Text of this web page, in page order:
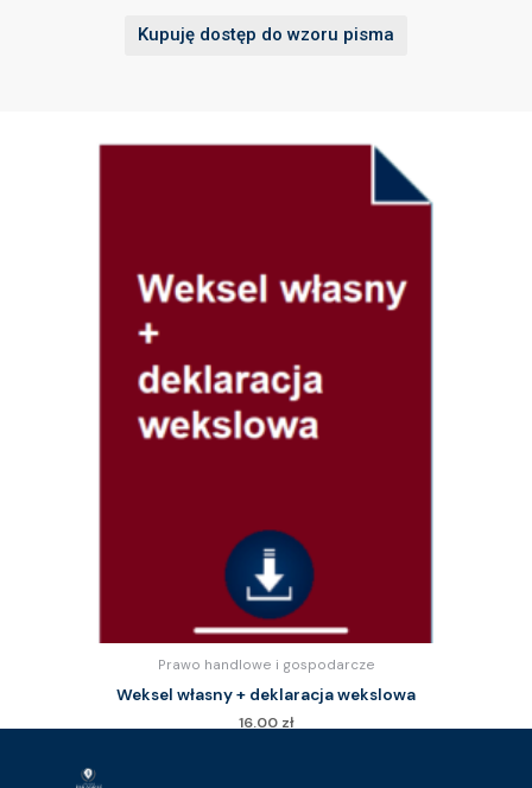
Kupuję dostęp do wzoru pisma
Prawo handlowe i gospodarcze
Weksel własny + deklaracja wekslowa
16.00 zł